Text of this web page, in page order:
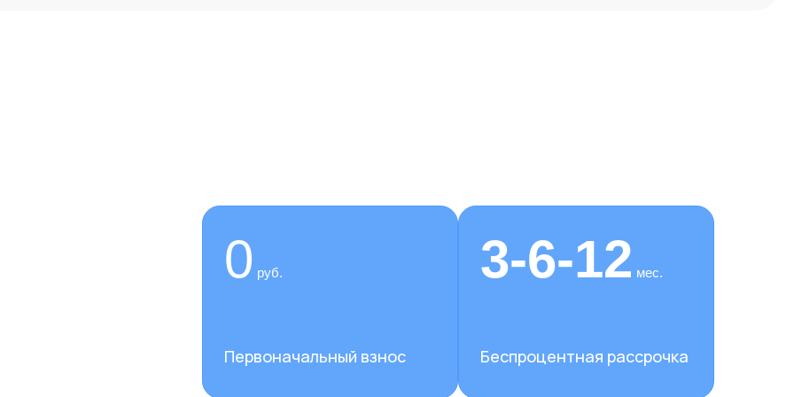
0 руб.
Первоначальный взнос
3-6-12 мес.
Беспроцентная рассрочка